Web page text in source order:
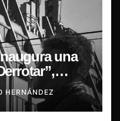
una
EP
HERNÁNDEZ